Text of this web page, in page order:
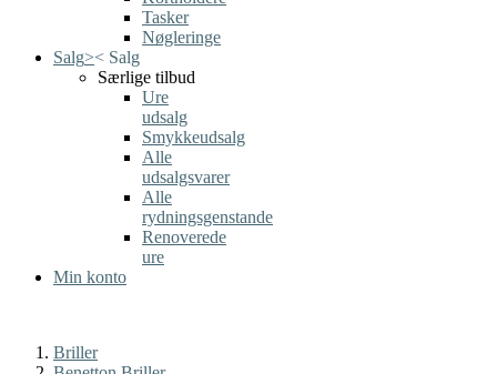
Tasker
Nøgleringe
Salg>< Salg
Særlige tilbud
Ure
udsalg
Smykkeudsalg
Alle
udsalgsvarer
Alle
rydningsgenstande
Renoverede
ure
Min konto
Briller